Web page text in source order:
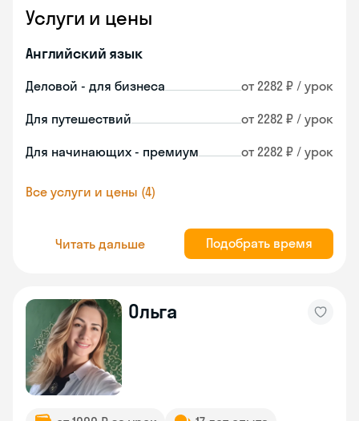
Услуги и цены
Английский язык
Деловой - для бизнеса от 2282 ₽ / урок
Для путешествий от 2282 ₽ / урок
Для начинающих - премиум от 2282 ₽ / урок
Все услуги и цены (4)
Читать дальше Подобрать время
Ольга